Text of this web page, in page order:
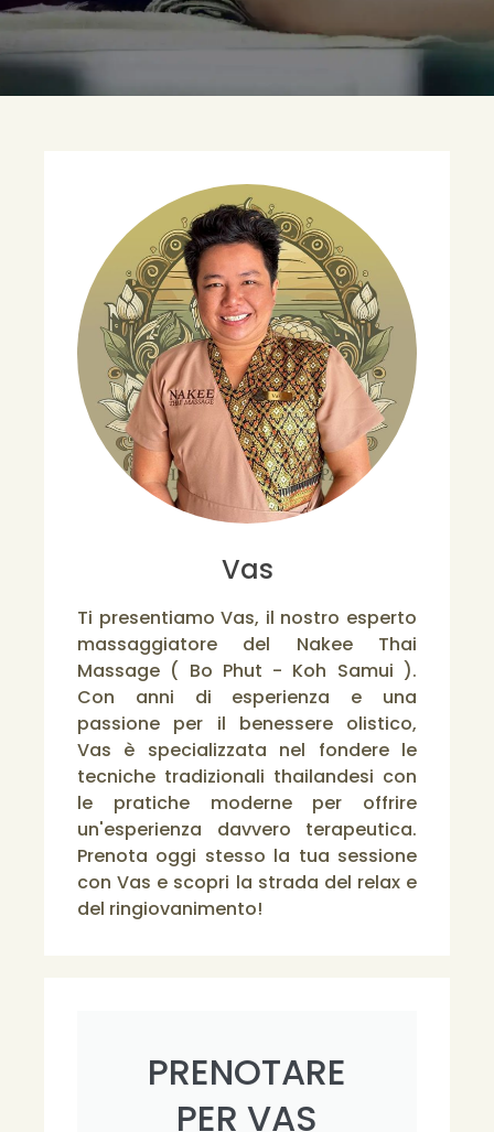
Vas
Ti presentiamo Vas, il nostro esperto
massaggiatore del Nakee Thai
Massage ( Bo Phut - Koh Samui ).
Con anni di esperienza e una
passione per il benessere olistico,
Vas è specializzata nel fondere le
tecniche tradizionali thailandesi con
le pratiche moderne per offrire
un'esperienza davvero terapeutica.
Prenota oggi stesso la tua sessione
con Vas e scopri la strada del relax e
del ringiovanimento!
PRENOTARE
PER VAS